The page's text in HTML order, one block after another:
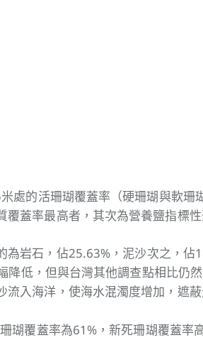
處的活珊瑚覆蓋率（硬珊瑚與軟珊
覆蓋率最高者，其次為營養鹽指標
為岩石，佔25.63%，泥沙次之，
降低，但與台灣其他調查點相比仍
流入海洋，使海水混濁度增加，遮
瑚覆蓋率為61%，新死珊瑚覆蓋率